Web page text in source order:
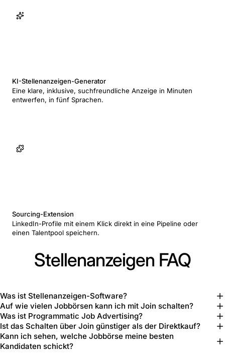
KI-Stellenanzeigen-Generator
Eine klare, inklusive, suchfreundliche Anzeige in Minuten
entwerfen, in fünf Sprachen.
Sourcing-Extension
LinkedIn-Profile mit einem Klick direkt in eine Pipeline oder
einen Talentpool speichern.
Stellenanzeigen FAQ
Was ist Stellenanzeigen-Software?
Auf wie vielen Jobbörsen kann ich mit Join schalten?
Was ist Programmatic Job Advertising?
Ist das Schalten über Join günstiger als der Direktkauf?
Kann ich sehen, welche Jobbörse meine besten
Kandidaten schickt?